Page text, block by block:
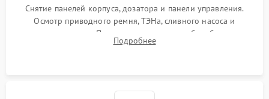
Снятие панелей корпуса, дозатора и панели управления.
Осмотр приводного ремня, ТЭНа, сливного насоса и
амортизаторов. Проверка подшипников барабана и
крестовины на износ, а манжеты люка на разрывы.
Подробнее